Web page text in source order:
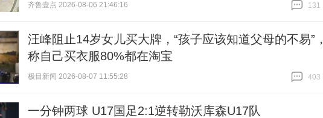
齐鲁壹点 2026-08-06 21:46:16
131
汪峰阻止14岁女儿买大牌，“孩子应该知道父母的不易”，
称自己买衣服80%都在淘宝
极目新闻 2026-08-07 11:55:28
403
一分钟两球 U17国足2:1逆转勒沃库森U17队